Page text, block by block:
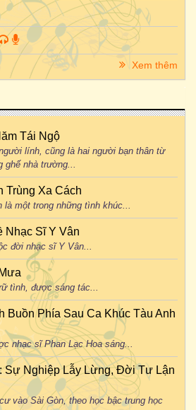
Xem thêm
Tái Ngộ
lính, cũng là hai người bạn thân từ
ghế nhà trường...
Trùng Xa Cách
là một trong những tình khúc...
Nhạc Sĩ Y Vân
đời nhạc sĩ Y Vân...
tình, được sáng tác...
Buồn Phía Sau Ca Khúc Tàu Anh
nhạc sĩ Phan Lạc Hoa sáng...
Sự Nghiệp Lẫy Lừng, Đời Tư Lận
vào Sài Gòn, theo học bậc trung học